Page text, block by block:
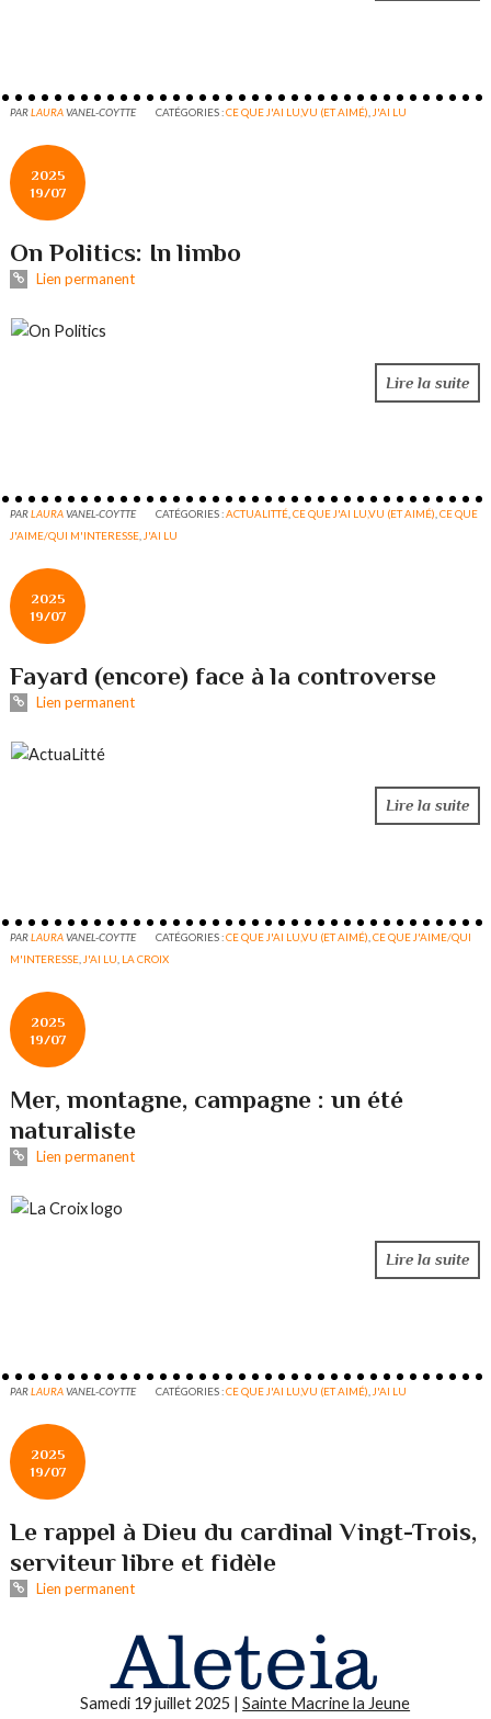
PARLAURAVANEL-COYTTE CATÉGORIES :CE QUE J'AI LU,VU (ET AIMÉ) J'AI LU
2025
19/07
On Politics: In limbo
Lien permanent
Lire la suite
PARLAURAVANEL-COYTTE CATÉGORIES :ACTUALITTÉ ,CE QUE J'AI LU,VU (ET AIMÉ) ,CE QUE
J'AIME/QUI M'INTERESSE J'AI LU
2025
19/07
Fayard (encore) face à la controverse
Lien permanent
Lire la suite
PARLAURAVANEL-COYTTE CATÉGORIES :CE QUE J'AI LU,VU (ET AIMÉ) ,CE QUE J'AIME/QUI
M'INTERESSE J'AI LU LA CROIX
2025
19/07
Mer, montagne, campagne : un été
naturaliste
Lien permanent
Lire la suite
PARLAURAVANEL-COYTTE CATÉGORIES :CE QUE J'AI LU,VU (ET AIMÉ) J'AI LU
2025
19/07
Le rappel à Dieu du cardinal Vingt-Trois,
serviteur libre et fidèle
Lien permanent
Samedi 19 juillet 2025 |Sainte Macrine la Jeune